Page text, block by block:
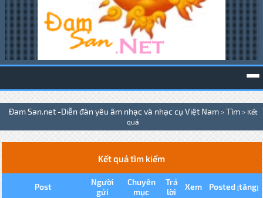
Đam San.net -Diễn đàn yêu âm nhạc và nhạc cụ Việt Nam > Tìm > Kết
quả
Kết quả tìm kiếm
Post
Người
gửi
Chuyên
mục
Trả
lời
Xem Posted [tăng]